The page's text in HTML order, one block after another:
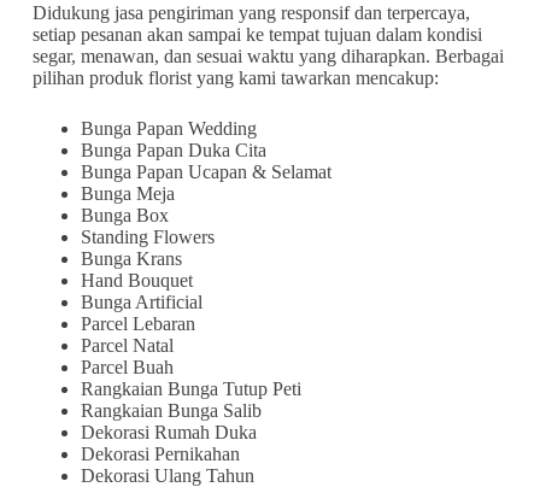
Didukung jasa pengiriman yang responsif dan terpercaya,
setiap pesanan akan sampai ke tempat tujuan dalam kondisi
segar, menawan, dan sesuai waktu yang diharapkan. Berbagai
pilihan produk florist yang kami tawarkan mencakup:
Bunga Papan Wedding
Bunga Papan Duka Cita
Bunga Papan Ucapan & Selamat
Bunga Meja
Bunga Box
Standing Flowers
Bunga Krans
Hand Bouquet
Bunga Artificial
Parcel Lebaran
Parcel Natal
Parcel Buah
Rangkaian Bunga Tutup Peti
Rangkaian Bunga Salib
Dekorasi Rumah Duka
Dekorasi Pernikahan
Dekorasi Ulang Tahun